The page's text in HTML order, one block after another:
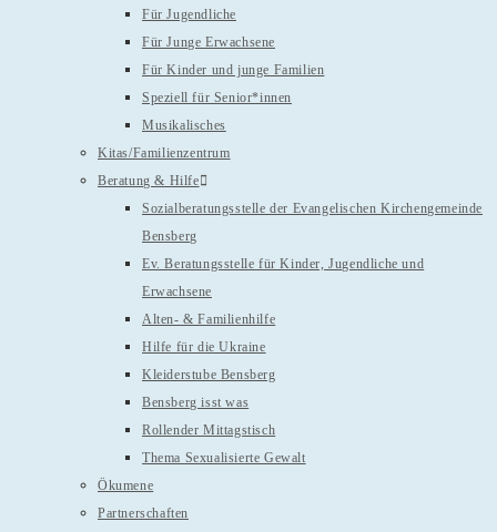
Für Jugendliche
Für Junge Erwachsene
Für Kinder und junge Familien
Speziell für Senior*innen
Musikalisches
Kitas/Familienzentrum
Beratung & Hilfe
Sozialberatungsstelle der Evangelischen Kirchengemeinde
Bensberg
Ev. Beratungsstelle für Kinder, Jugendliche und
Erwachsene
Alten- & Familienhilfe
Hilfe für die Ukraine
Kleiderstube Bensberg
Bensberg isst was
Rollender Mittagstisch
Thema Sexualisierte Gewalt
Ökumene
Partnerschaften